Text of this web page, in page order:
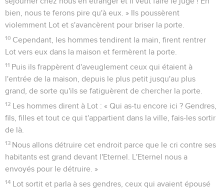
bien, nous te ferons pire qu'à eux. » Ils poussèrent
violemment Lot et s'avancèrent pour briser la porte.
10 Cependant, les hommes tendirent la main, firent rentrer
Lot vers eux dans la maison et fermèrent la porte.
11 Puis ils frappèrent d'aveuglement ceux qui étaient à
l'entrée de la maison, depuis le plus petit jusqu'au plus
grand, de sorte qu'ils se fatiguèrent de chercher la porte.
12 Les hommes dirent à Lot : « Qui as-tu encore ici ? Gendres,
fils, filles et tout ce qui t'appartient dans la ville, fais-les sortir
de là.
13 Nous allons détruire cet endroit parce que le cri contre ses
habitants est grand devant l'Eternel. L'Eternel nous a
envoyés pour le détruire. »
14 Lot sortit et parla à ses gendres, ceux qui avaient épousé